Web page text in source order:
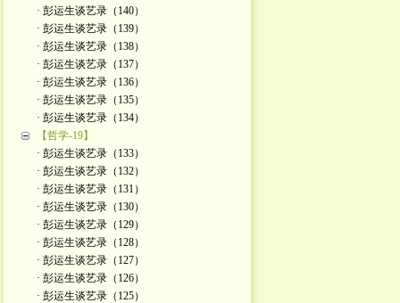
· 彭运生谈艺录（140）
· 彭运生谈艺录（139）
· 彭运生谈艺录（138）
· 彭运生谈艺录（137）
· 彭运生谈艺录（136）
· 彭运生谈艺录（135）
· 彭运生谈艺录（134）
【哲学-19】
· 彭运生谈艺录（133）
· 彭运生谈艺录（132）
· 彭运生谈艺录（131）
· 彭运生谈艺录（130）
· 彭运生谈艺录（129）
· 彭运生谈艺录（128）
· 彭运生谈艺录（127）
· 彭运生谈艺录（126）
· 彭运生谈艺录（125）